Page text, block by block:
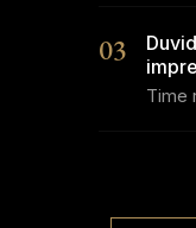
03
Time